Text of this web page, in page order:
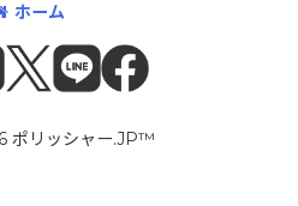
ホーム
ポリッシャー.JP™